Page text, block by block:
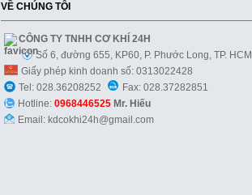
VỀ CHÚNG TÔI
CÔNG TY TNHH CƠ KHÍ 24H
Số 6, đường 655, KP60, P. Phước Long, TP. HCM
Giấy phép kinh doanh số: 0313022428
Tel: 028.36208252
Fax: 028.37282851
Hotline: 0968446525 Mr. Hiếu
Email: kdcokhi24h@gmail.com